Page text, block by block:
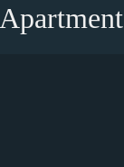
Apartment